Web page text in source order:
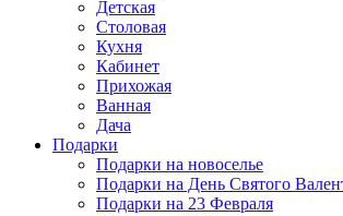
Детская
Столовая
Кухня
Кабинет
Прихожая
Ванная
Дача
Подарки
Подарки на новоселье
Подарки на День Святого
Подарки на 23 Февраля